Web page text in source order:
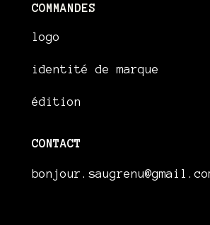
COMMANDES
logo
identité de marque
édition
CONTACT